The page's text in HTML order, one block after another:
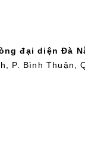
đại diện Đà
P. Bình Thuận,